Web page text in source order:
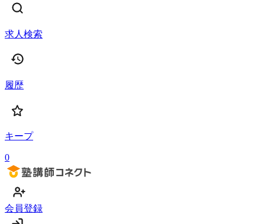
求人検索
履歴
キープ
0
会員登録